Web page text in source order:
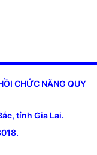
CHỨC NĂNG QUY
tỉnh Gia Lai.